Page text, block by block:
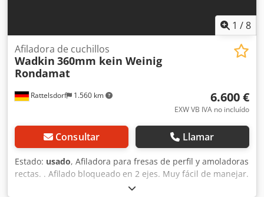
1 /8
Rattelsdorf 1.560 km
Afiladora de cuchillos
Wadkin 360mm kein Weinig
Rondamat
6.600 €
EXW VB IVA no incluído
Consultar Llamar
Estado: usado, Afiladora para fresas de perfil y amoladoras
rectas. . Afilado bloqueado en 2 ejes. Muy fácil de manejar.
Anchura de la herramienta max: 360mm Circulo de corte